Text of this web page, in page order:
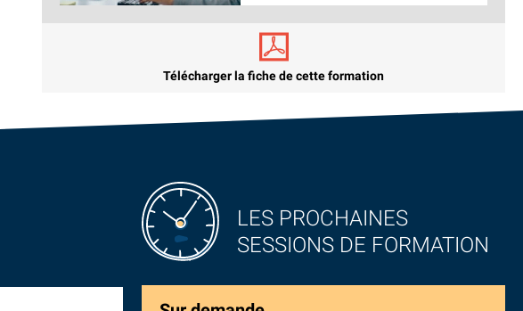
Télécharger la fiche de cette formation
LES PROCHAINES
SESSIONS DE FORMATION